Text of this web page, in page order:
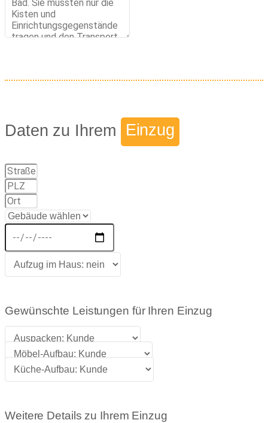
Daten zu Ihrem Einzug
Gewünschte Leistungen für Ihren Einzug
Weitere Details zu Ihrem Einzug